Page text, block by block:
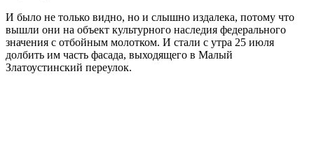
И было не только видно, но и слышно издалека, потому что
вышли они на объект культурного наследия федерального
значения с отбойным молотком. И стали с утра 25 июля
долбить им часть фасада, выходящего в Малый
Златоустинский переулок.